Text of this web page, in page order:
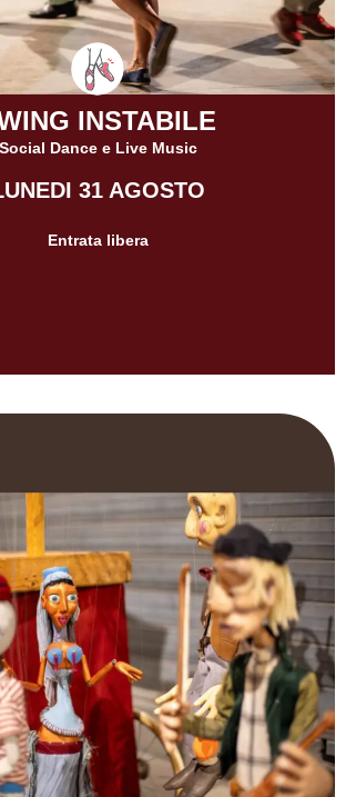
INSTABILE
Social Dance e Live Music
31 AGOSTO
Entrata libera